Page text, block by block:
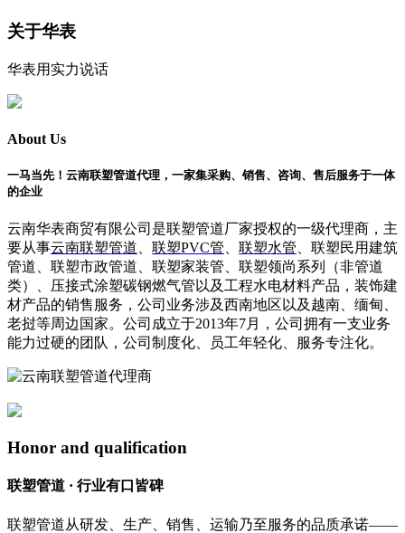
关于华表
华表用实力说话
About Us
一马当先！云南联塑管道代理，一家集采购、销售、咨询、售后服务于一体
的企业
云南华表商贸有限公司是联塑管道厂家授权的一级代理商，主
要从事云南联塑管道 联塑PVC管 联塑水管 、联塑民用建筑
管道、联塑市政管道、联塑家装管、联塑领尚系列（非管道
类）、压接式涂塑碳钢燃气管以及工程水电材料产品，装饰建
材产品的销售服务，公司业务涉及西南地区以及越南、缅甸、
老挝等周边国家。公司成立于2013年7月，公司拥有一支业务
能力过硬的团队，公司制度化、员工年轻化、服务专注化。
Honor and qualification
联塑管道 · 行业有口皆碑
联塑管道从研发、生产、销售、运输乃至服务的品质承诺——